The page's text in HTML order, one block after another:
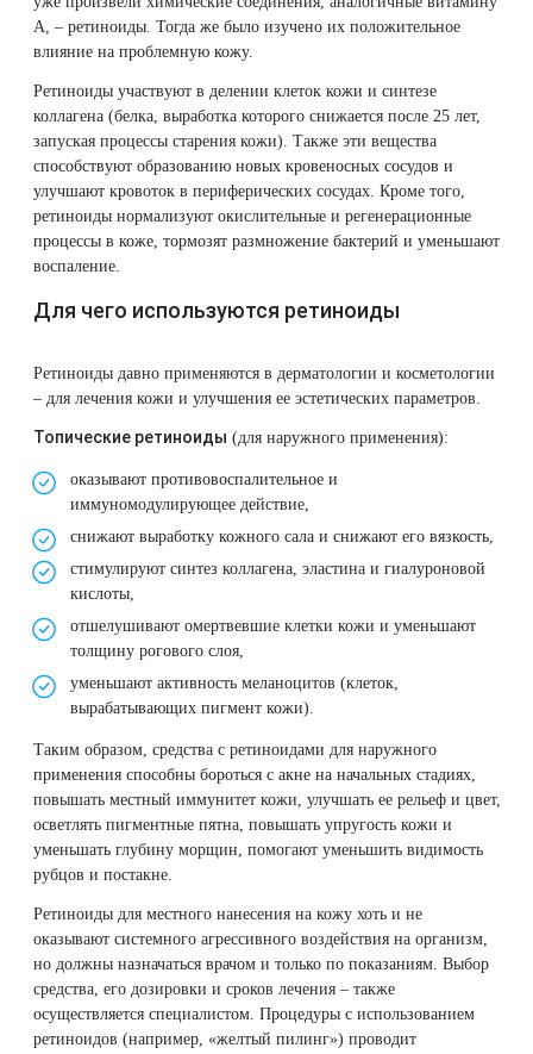
А, – ретиноиды. Тогда же было изучено их положительное
влияние на проблемную кожу.
Ретиноиды участвуют в делении клеток кожи и синтезе
коллагена (белка, выработка которого снижается после 25 лет,
запуская процессы старения кожи). Также эти вещества
способствуют образованию новых кровеносных сосудов и
улучшают кровоток в периферических сосудах. Кроме того,
ретиноиды нормализуют окислительные и регенерационные
процессы в коже, тормозят размножение бактерий и уменьшают
воспаление.
Для чего используются ретиноиды
Ретиноиды давно применяются в дерматологии и косметологии
– для лечения кожи и улучшения ее эстетических параметров.
Топические ретиноиды (для наружного применения):
оказывают противовоспалительное и
иммуномодулирующее действие,
снижают выработку кожного сала и снижают его вязкость,
стимулируют синтез коллагена, эластина и гиалуроновой
кислоты,
отшелушивают омертвевшие клетки кожи и уменьшают
толщину рогового слоя,
уменьшают активность меланоцитов (клеток,
вырабатывающих пигмент кожи).
Таким образом, средства с ретиноидами для наружного
применения способны бороться с акне на начальных стадиях,
повышать местный иммунитет кожи, улучшать ее рельеф и цвет,
осветлять пигментные пятна, повышать упругость кожи и
уменьшать глубину морщин, помогают уменьшить видимость
рубцов и постакне.
Ретиноиды для местного нанесения на кожу хоть и не
оказывают системного агрессивного воздействия на организм,
но должны назначаться врачом и только по показаниям. Выбор
средства, его дозировки и сроков лечения – также
осуществляется специалистом. Процедуры с использованием
ретиноидов (например, «желтый пилинг») проводит